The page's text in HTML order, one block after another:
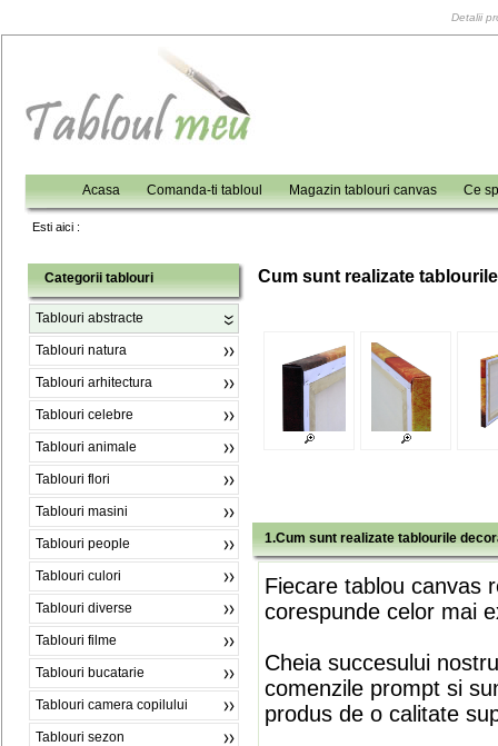
Detalii
Acasa Comanda-ti tabloul Magazin tablouri canvas Ce
Esti aici :
Categorii tablouri
Tablouri abstracte
Tablouri natura
Tablouri arhitectura
Tablouri celebre
Tablouri animale
Tablouri flori
Tablouri masini
Tablouri people
Tablouri culori
Tablouri diverse
Tablouri filme
Tablouri bucatarie
Tablouri camera copilului
Tablouri sezon
Cum sunt realizate
1.Cum sunt realizate tablourile
Fiecare tablou canvas
corespunde celor mai
Cheia succesului
comenzile prompt si
produs de o calitate